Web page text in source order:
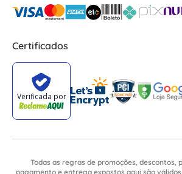
Certificados
Todas as regras de promoções, descontos,
pagamento e entrega expostos aqui são